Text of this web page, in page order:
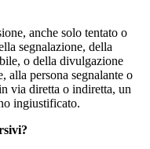
anche solo tentato o
segnalazione, della
o della divulgazione
alla persona segnalante o
via diretta o indiretta, un
ingiustificato.